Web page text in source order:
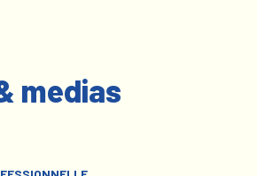
medias